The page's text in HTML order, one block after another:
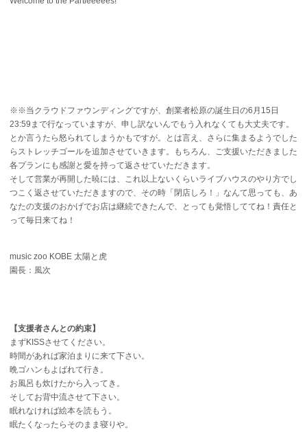
※※当クラウドファウンディングですが、創業者松原の誕生日の6月15日
23:59まで行なっていますが、申し訳ないんでもう入れなくても大丈夫です。
とか言うたら怒られてしまうかもですが。とは言え、さらに集まるようでした
らストレッチゴールを追加させていきます。もちろん、ご支援いただきました
各プランにも感謝と愛を持って返させていただきます。
そして営業が再開した暁には、これ以上ないくらいライブハウスのやり方でし
つこく返させていただきますので、その時「閉店しろ！」なんて思っても、あ
なたの支援のおかげでお店は継続できたんで、とっても覚悟しててね！責任と
って毎日来てね！
music zoo KOBE 太陽と虎
園長：風次
【支援者さんとの約束】
まずKISSさせてください。
時間があれば家泊まりに来て下さい。
晩ゴハンもよばれて行き。
お風呂も炊けたから入ってき。
そしてお背中流させて下さい。
眠れなければ絵本を読もう。
眠たくなったらそのまま寝りや。